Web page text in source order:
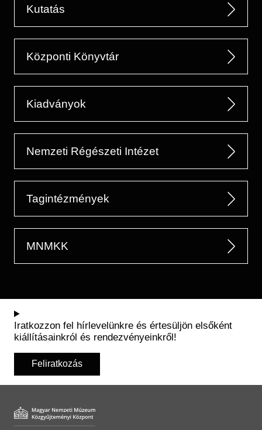
Kutatás
Központi Könyvtár
Kiadványok
Nemzeti Régészeti Intézet
Tagintézmények
MNMKK
Iratkozzon fel hírlevelünkre és értesüljön elsőként
kiállításainkról és rendezvényeinkről!
Feliratkozás